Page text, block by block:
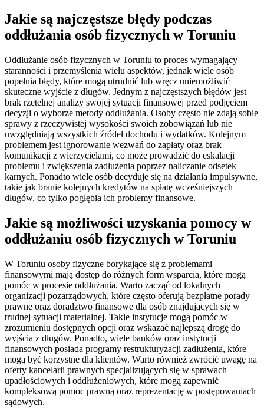
Jakie są najczęstsze błędy podczas
oddłużania osób fizycznych w Toruniu
Oddłużanie osób fizycznych w Toruniu to proces wymagający
staranności i przemyślenia wielu aspektów, jednak wiele osób
popełnia błędy, które mogą utrudnić lub wręcz uniemożliwić
skuteczne wyjście z długów. Jednym z najczęstszych błędów jest
brak rzetelnej analizy swojej sytuacji finansowej przed podjęciem
decyzji o wyborze metody oddłużania. Osoby często nie zdają sobie
sprawy z rzeczywistej wysokości swoich zobowiązań lub nie
uwzględniają wszystkich źródeł dochodu i wydatków. Kolejnym
problemem jest ignorowanie wezwań do zapłaty oraz brak
komunikacji z wierzycielami, co może prowadzić do eskalacji
problemu i zwiększenia zadłużenia poprzez naliczanie odsetek
karnych. Ponadto wiele osób decyduje się na działania impulsywne,
takie jak branie kolejnych kredytów na spłatę wcześniejszych
długów, co tylko pogłębia ich problemy finansowe.
Jakie są możliwości uzyskania pomocy w
oddłużaniu osób fizycznych w Toruniu
W Toruniu osoby fizyczne borykające się z problemami
finansowymi mają dostęp do różnych form wsparcia, które mogą
pomóc w procesie oddłużania. Warto zacząć od lokalnych
organizacji pozarządowych, które często oferują bezpłatne porady
prawne oraz doradztwo finansowe dla osób znajdujących się w
trudnej sytuacji materialnej. Takie instytucje mogą pomóc w
zrozumieniu dostępnych opcji oraz wskazać najlepszą drogę do
wyjścia z długów. Ponadto, wiele banków oraz instytucji
finansowych posiada programy restrukturyzacji zadłużenia, które
mogą być korzystne dla klientów. Warto również zwrócić uwagę na
oferty kancelarii prawnych specjalizujących się w sprawach
upadłościowych i oddłużeniowych, które mogą zapewnić
kompleksową pomoc prawną oraz reprezentację w postępowaniach
sądowych.